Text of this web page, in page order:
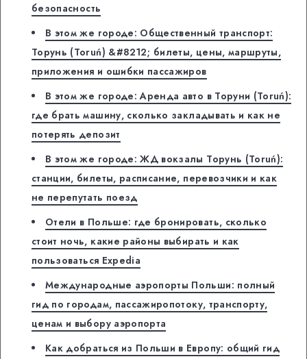
безопасность
В этом же городе: Общественный транспорт:
Торунь (Toruń) &#8212; билеты, цены, маршруты,
приложения и ошибки пассажиров
В этом же городе: Аренда авто в Торуни (Toruń):
где брать машину, сколько закладывать и как не
потерять депозит
В этом же городе: ЖД вокзалы Торунь (Toruń):
станции, билеты, расписание, перевозчики и как
не перепутать поезд
Отели в Польше: где бронировать, сколько
стоит ночь, какие районы выбирать и как
пользоваться Expedia
Международные аэропорты Польши: полный
гид по городам, пассажиропотоку, транспорту,
ценам и выбору аэропорта
Как добраться из Польши в Европу: общий гид